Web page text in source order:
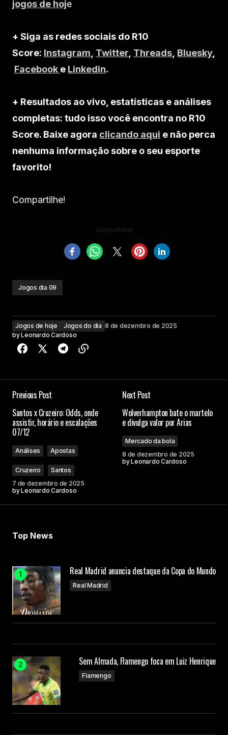
jogos de hoje
+ Siga as redes sociais do R10
Score: Instagram Twitter Threads Bluesky,
Facebook e Linkedin.
+ Resultados ao vivo, estatísticas e análises
completas: tudo isso você encontra no R10
Score. Baixe agora clicando aqui e não perca
nenhuma informação sobre o seu esporte
favorito!
Compartilhe!
Compartilhe!
Jogos dia 09
Jogos de hoje Jogos do dia 8 de dezembro de 2025
byLeonardo Cardoso
Previous Post
Santos x Cruzeiro: Odds, onde
assistir, horário e escalações
07/12
Análises Apostas
Cruzeiro
Santos
7 de dezembro de 2025
byLeonardo Cardoso
Next Post
Wolverhampton bate o martelo
e divulga valor por Arias
Mercado da bola
8 de dezembro de 2025
byLeonardo Cardoso
Top News
Real Madrid anuncia destaque da Copa do Mundo
Real Madrid
Sem Almada, Flamengo foca em Luiz Henrique
Flamengo